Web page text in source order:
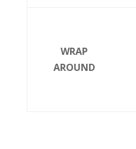
WRAP
AROUND